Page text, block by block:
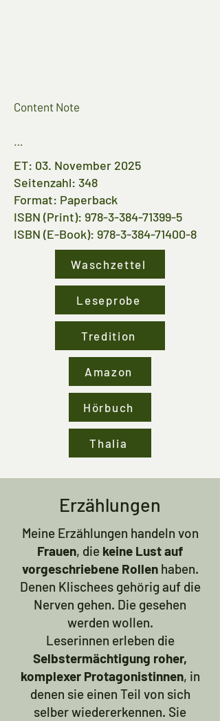
Content Note
Entführung, Alkoholmissbrauch,
Entzug, Einsatz Drogen, körperliche
Gewalt, Blut, Waffen, Waffeneinsatz,
Missbrauch (angedeutet), Bedrängung,
Gefangenschaft, sexuelle Inhalte
ET: 03. November 2025
Seitenzahl: 348
Format: Paperback
ISBN (Print): 978-3-384-71399-5
ISBN (E-Book): 978-3-384-71400-8
Waschzettel
Leseprobe
Tredition
Amazon
Hörbuch
Thalia
Erzählungen
Meine Erzählungen handeln von
Frauen, die keine Lust auf
vorgeschriebene Rollenhaben.
Denen Klischees gehörig auf die
Nerven gehen. Die gesehen
werden wollen.
Leserinnen erleben die
Selbstermächtigung roher,
komplexer Protagonistinnen, in
denen sie einen Teil von sich
selber wiedererkennen. Sie